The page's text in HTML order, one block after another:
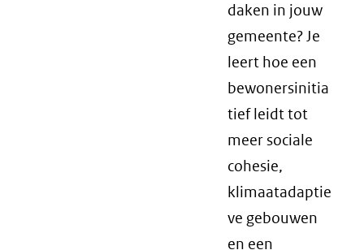
daken in jouw
gemeente? Je
leert hoe een
bewonersinitia
tief leidt tot
meer sociale
cohesie,
klimaatadaptie
ve gebouwen
en een